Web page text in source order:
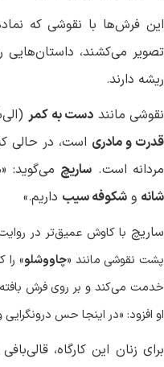
این فرش‌ها با نقوشی که
تصویر می‌کشند، داستان‌هایی
ریشه دارند.
نقوشی مانند دست به کمر
قدرت و مادری است، در
مردانه است. ساریچ می‌گوید:
شانه و شکوفه سیب داریم.
»
ساریچ با کاوش عمیق‌تر در
پشت نقوشی مانند «چاووشلو» را
خدمت می‌کند و بر روی فرش
او افزود: «در اینجا حس
برای زنان این کارگاه،